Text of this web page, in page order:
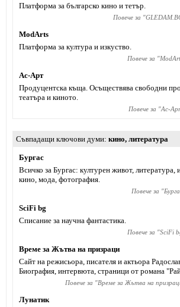
Платформа за българско кино и тетър.
Повече за "
ModArts
Платформа за култура и изкуство.
Повече за "
Ас-Арт
Продуцентска къща. Осъществява свободни
театъра и киното.
Повече за "Ас-
Съвпадащи ключови думи кино, литература
Бургас
Всичко за Бургас: културен живот, литература,
кино, мода, фотография.
Повече за "
SciFi bg
Списание за научна фантастика.
Повече за "SciFi
Време за Жътва на призраци
Сайт на режисьора, писателя и актьора
Биография, интервюта, страници от романа
Повече за "Време за Жътва на
Лунатик